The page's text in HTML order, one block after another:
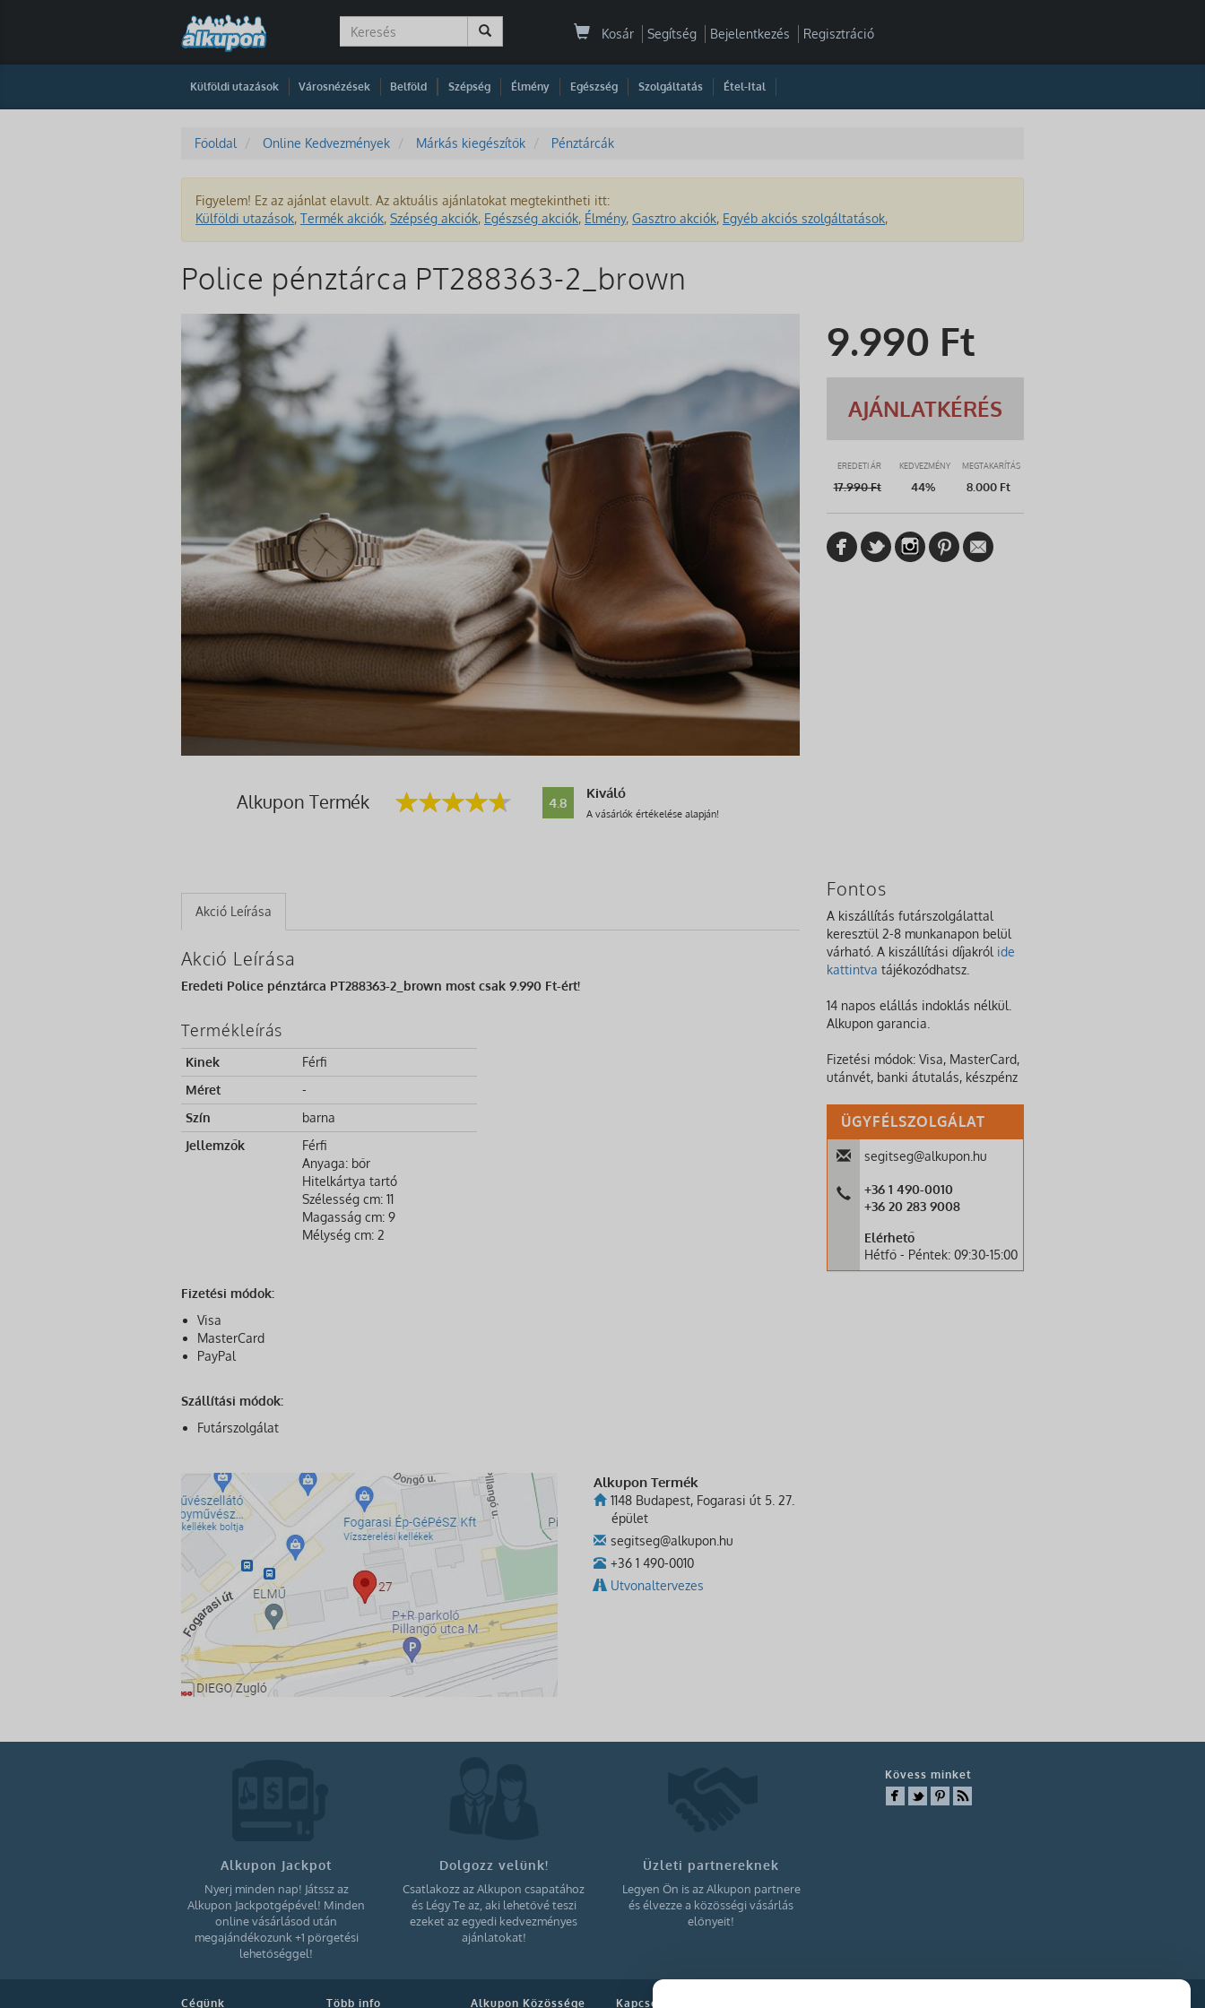
Kosár Segítség Bejelentkezés Regisztráció
Külföldi utazások Városnézések Belföld Szépség Élmény Egészség Szolgáltatás Étel-Ital
Főoldal Online Kedvezmények Márkás kiegészítők Pénztárcák
Figyelem! Ez az ajánlat elavult. Az aktuális ajánlatokat megtekintheti itt:
Külföldi utazások, Termék akciók, Szépség akciók, Egészség akciók, Élmény, Gasztro akciók, Egyéb akciós szolgáltatások,
Police pénztárca PT288363-2_brown
Alkupon Termék 4.8
Kiváló
A vásárlók értékelése alapján!
9.990 Ft
AJÁNLATKÉRÉS
EREDETI ÁR KEDVEZMÉNY MEGTAKARÍTÁS
17.990Ft 44% 8.000 Ft
Akció Leírása
Akció Leírása
Eredeti Police pénztárca PT288363-2_brown most csak 9.990 Ft-ért!
Termékleírás
Kinek
Férfi
Méret
-
Szín
barna
Jellemzők
Férfi
Anyaga: bőr
Hitelkártya tartó
Szélesség cm: 11
Magasság cm: 9
Mélység cm: 2
Fizetési módok:
Visa
MasterCard
PayPal
Szállítási módok:
Futárszolgálat
Alkupon Termék
1148 Budapest, Fogarasi út 5. 27.
épület
segitseg@alkupon.hu
+36 1 490-0010
Utvonaltervezes
Fontos
A kiszállítás futárszolgálattal
keresztül 2-8 munkanapon belül
várható. A kiszállítási díjakról ide
kattintva tájékozódhatsz.
14 napos elállás indoklás nélkül.
Alkupon garancia.
Fizetési módok: Visa, MasterCard,
utánvét, banki átutalás, készpénz
ÜGYFÉLSZOLGÁLAT
segitseg@alkupon.hu
+36 1 490-0010
+36 20 283 9008
Elérhető
Hétfő - Péntek: 09:30-15:00
Alkupon Jackpot
Nyerj minden nap! Játssz az
Alkupon Jackpotgépével! Minden
online vásárlásod után
megajándékozunk +1 pörgetési
lehetőséggel!
Dolgozz velünk!
Csatlakozz az Alkupon csapatához
és Légy Te az, aki lehetővé teszi
ezeket az egyedi kedvezményes
ajánlatokat!
Üzleti partnereknek
Legyen Ön is az Alkupon partnere
és élvezze a közösségi vásárlás
előnyeit!
Kövess minket
Cégünk Több info Alkupon Közössége Kapcsolat